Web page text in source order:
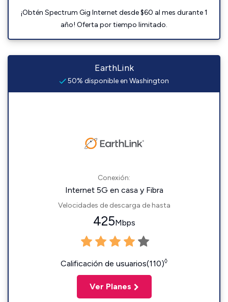
¡Obtén Spectrum Gig Internet desde $60 al mes durante 1
año! Oferta por tiempo limitado.
EarthLink
50% disponible en Washington
Conexión:
Internet 5G en casa y Fibra
Velocidades de descarga de hasta
425Mbps
Calificación de usuarios(110)◊
Ver Planes